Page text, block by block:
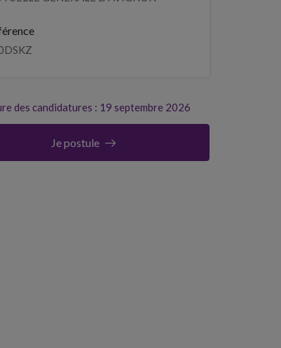
des candidatures : 19 septembre 2026
Je postule